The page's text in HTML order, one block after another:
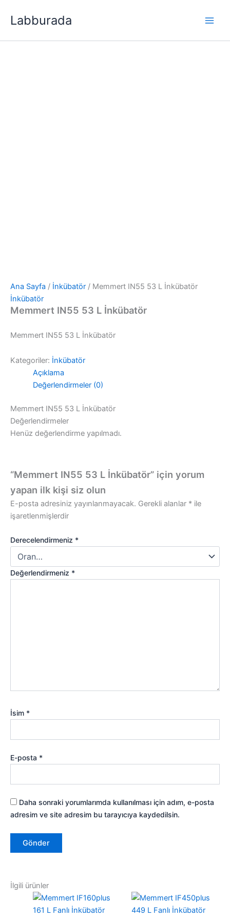
atlaLabburada
Ana Sayfa / İnkübatör / Memmert IN55 53 L İnkübatör
İnkübatör
Memmert IN55 53 L İnkübatör
Memmert IN55 53 L İnkübatör
Kategoriler: İnkübatör
Açıklama
Değerlendirmeler (0)
Memmert IN55 53 L İnkübatör
Değerlendirmeler
Henüz değerlendirme yapılmadı.
“Memmert IN55 53 L İnkübatör” için yorum
yapan ilk kişi siz olun
E-posta adresiniz yayınlanmayacak. Gerekli alanlar * ile
işaretlenmişlerdir
Derecelendirmeniz *
Değerlendirmeniz *
İsim *
E-posta *
Daha sonraki yorumlarımda kullanılması için adım, e-posta
adresim ve site adresim bu tarayıcıya kaydedilsin.
İlgili ürünler